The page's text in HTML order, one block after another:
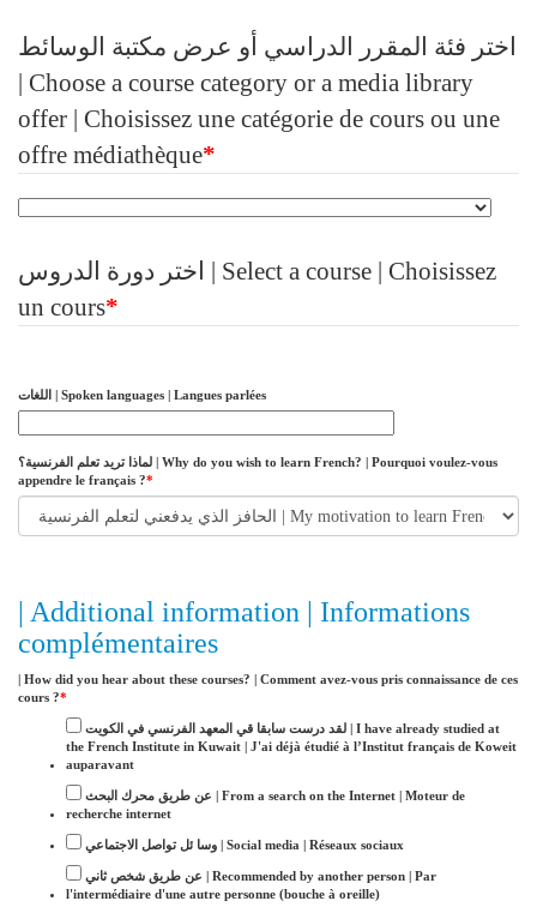
اختر فئة المقرر الدراسي أو عرض مكتبة الوسائط
| Choose a course category or a media library
offer | Choisissez une catégorie de cours ou une
offre médiathèque*
اختر دورة الدروس | Select a course | Choisissez
un cours*
‫اللغات‬ | Spoken languages | Langues parlées
لماذا تريد تعلم الفرنسية؟ | Why do you wish to learn French? | Pourquoi voulez-vous
appendre le français ?*
| Additional information | Informations
complémentaires
| How did you hear about these courses? | Comment avez-vous pris connaissance de ces
cours ?*
the French Institute in Kuwait | J'ai déjà étudié à l’Institut français de Koweit
auparavant
recherche internet
وسا ئل تواصل الاجتماعي | Social media | Réseaux sociaux
l'intermédiaire d'une autre personne (bouche à oreille)